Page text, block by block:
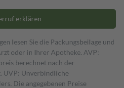
erklären
lesen Sie die Packungsbeilage und
oder in Ihrer Apotheke. AVP:
berechnet nach der
UVP: Unverbindliche
Die angegebenen Preise